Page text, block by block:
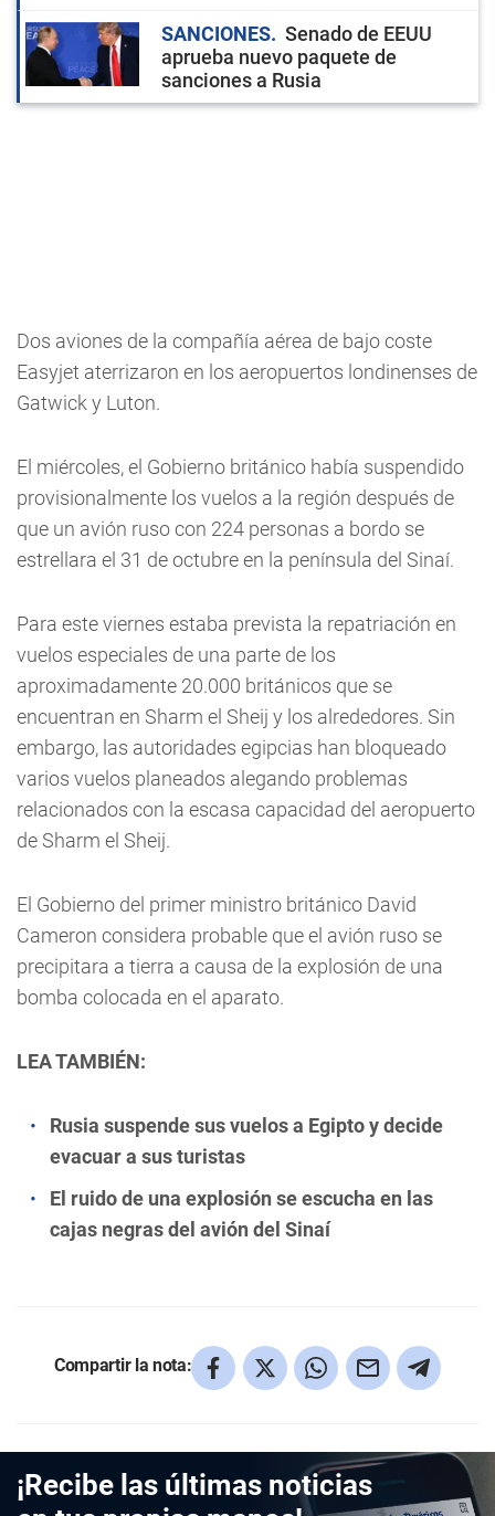
SANCIONES
Senado de EEUU
aprueba nuevo paquete de
sanciones a Rusia
Dos aviones de la compañía aérea de bajo coste
Easyjet aterrizaron en los aeropuertos londinenses de
Gatwick y Luton.
El miércoles, el Gobierno británico había suspendido
provisionalmente los vuelos a la región después de
que un avión ruso con 224 personas a bordo se
estrellara el 31 de octubre en la península del Sinaí.
Para este viernes estaba prevista la repatriación en
vuelos especiales de una parte de los
aproximadamente 20.000 británicos que se
encuentran en Sharm el Sheij y los alrededores. Sin
embargo, las autoridades egipcias han bloqueado
varios vuelos planeados alegando problemas
relacionados con la escasa capacidad del aeropuerto
de Sharm el Sheij.
El Gobierno del primer ministro británico David
Cameron considera probable que el avión ruso se
precipitara a tierra a causa de la explosión de una
bomba colocada en el aparato.
LEA TAMBIÉN:
Rusia suspende sus vuelos a Egipto y decide
evacuar a sus turistas
El ruido de una explosión se escucha en las
cajas negras del avión del Sinaí
Compartir la nota:
¡Recibe las últimas noticias